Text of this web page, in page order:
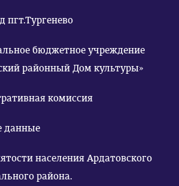
пгт.Тургенево
бюджетное учреждение
«Ардатовский районный Дом культуры»
комиссия
данные
населения Ардатовского
района.